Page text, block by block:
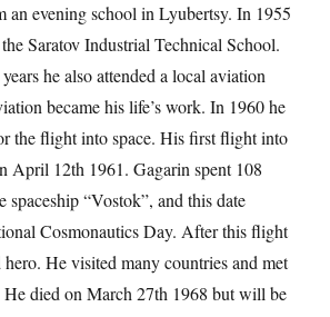
an evening school in Lyubertsy. In 1955
Saratov Industrial Technical School.
he also attended a local aviation
became his life’s work. In 1960 he
the flight into space. His first flight into
April 12th 1961. Gagarin spent 108
spaceship “Vostok”, and this date
Cosmonautics Day. After this flight
hero. He visited many countries and met
died on March 27th 1968 but will be